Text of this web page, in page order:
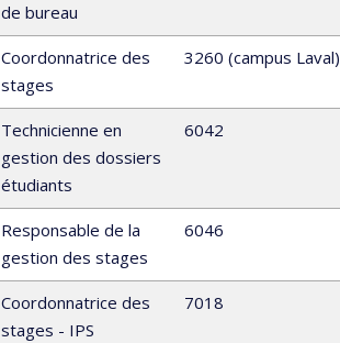
de bureau
Coordonnatrice des
stages
3260 (campus Laval)
Technicienne en
gestion des dossiers
étudiants
6042
Responsable de la
gestion des stages
6046
Coordonnatrice des
stages - IPS
7018